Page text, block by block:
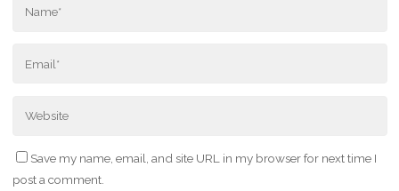
Save my name, email, and site URL in my browser for next time I
post a comment.